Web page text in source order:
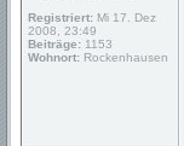
Registriert: Mi 17. Dez
2008, 23:49
Beiträge: 1153
Wohnort: Rockenhausen